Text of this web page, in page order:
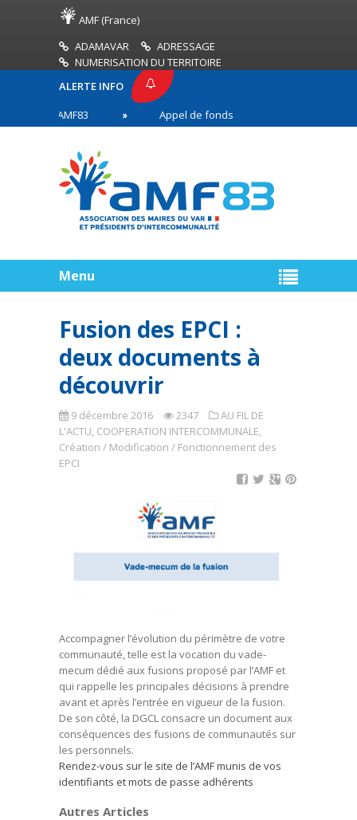
AMF (France)
ADAMAVAR
ADRESSAGE
NUMERISATION DU TERRITOIRE
ALERTE INFO
AMF83
Appel de fonds incendies de forêt
en première ligne
Menu
Fusion des EPCI :
deux documents à
découvrir
9 décembre 2016 2347
AU FIL DE
L'ACTU, COOPERATION INTERCOMMUNALE,
Création / Modification / Fonctionnement des
EPCI
Accompagner l’évolution du périmètre de votre
communauté, telle est la vocation du vade-
mecum dédié aux fusions proposé par l’AMF et
qui rappelle les principales décisions à prendre
avant et après l’entrée en vigueur de la fusion.
De son côté, la DGCL consacre un document aux
conséquences des fusions de communautés sur
les personnels.
Rendez-vous sur le site de l’AMF munis de vos
identifiants et mots de passe adhérents
Autres Articles